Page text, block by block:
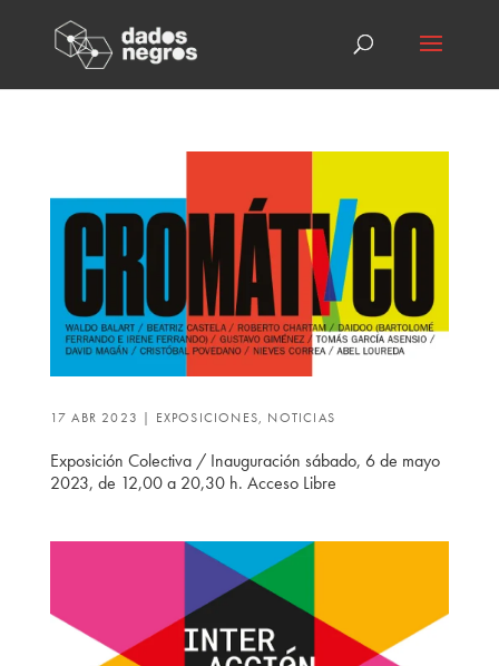
17 ABR 2023 | EXPOSICIONES, NOTICIAS
Exposición Colectiva / Inauguración sábado, 6 de mayo
2023, de 12,00 a 20,30 h. Acceso Libre